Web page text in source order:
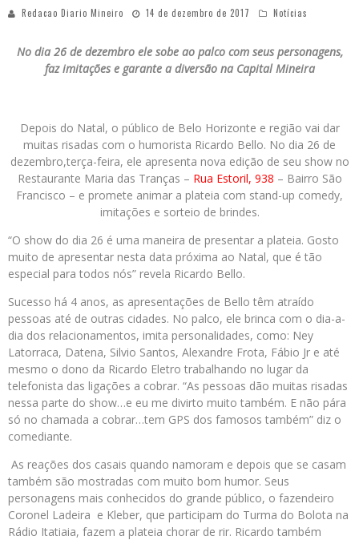
PAIS: BOAS HISTÓRIAS E UM BRINDE PARA CELEBRAR OS MOMENTOS QUE FICAM
Redacao Diario Mineiro 14 de dezembro de 2017 Notícias
No dia 26 de dezembro ele sobe ao palco com seus personagens,
faz imitações e garante a diversão na Capital Mineira
Depois do Natal, o público de Belo Horizonte e região vai dar
muitas risadas com o humorista Ricardo Bello. No dia 26 de
dezembro,terça-feira, ele apresenta nova edição de seu show no
Restaurante Maria das Tranças – Rua Estoril, 938 – Bairro São
Francisco – e promete animar a plateia com stand-up comedy,
imitações e sorteio de brindes.
“O show do dia 26 é uma maneira de presentar a plateia. Gosto
muito de apresentar nesta data próxima ao Natal, que é tão
especial para todos nós” revela Ricardo Bello.
Sucesso há 4 anos, as apresentações de Bello têm atraído
pessoas até de outras cidades. No palco, ele brinca com o dia-a-
dia dos relacionamentos, imita personalidades, como: Ney
Latorraca, Datena, Silvio Santos, Alexandre Frota, Fábio Jr e até
mesmo o dono da Ricardo Eletro trabalhando no lugar da
telefonista das ligações a cobrar. “As pessoas dão muitas risadas
nessa parte do show…e eu me divirto muito também. E não pára
só no chamada a cobrar…tem GPS dos famosos também” diz o
comediante.
As reações dos casais quando namoram e depois que se casam
também são mostradas com muito bom humor. Seus
personagens mais conhecidos do grande público, o fazendeiro
Coronel Ladeira e Kleber, que participam do Turma do Bolota na
Rádio Itatiaia, fazem a plateia chorar de rir. Ricardo também